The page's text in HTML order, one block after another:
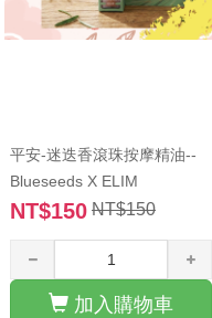
暢銷
天上法庭地土罪孽處理
末日的呼召
平安-迷迭香滾珠按摩精油--
Blueseeds X ELIM
NT$150 NT$150
加入購物車